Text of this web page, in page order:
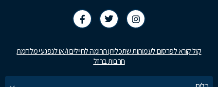
קול קורא לפרסום לעמותות שתכליתן תרומה לחיילים ו/או לנפגעי מלחמת
חרבות ברזל